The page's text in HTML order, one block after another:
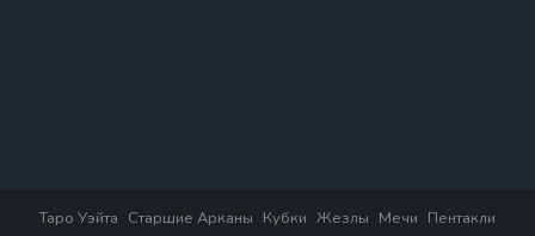
Таро Уэйта Старшие Арканы Кубки Жезлы Мечи Пентакли